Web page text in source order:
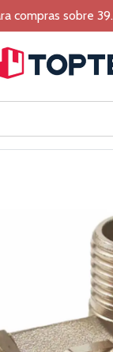
compras sobre